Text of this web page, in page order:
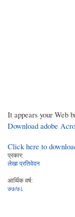
It appears your Web
Download adobe
Click here to
प्रकार:
लेखा प्रतिवेदन
आर्थिक वर्ष:
७७/७८